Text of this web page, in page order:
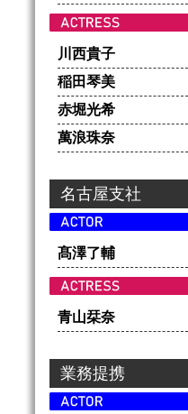
川西貴子
稲田琴美
赤堀光希
萬浪珠奈
名古屋支社
髙澤了輔
青山栞奈
業務提携